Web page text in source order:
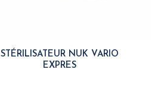
STÉRILISATEUR NUK VARIO
EXPRES